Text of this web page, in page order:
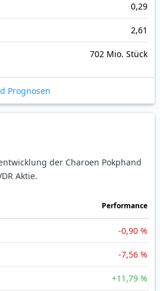
0,29
2,61
702 Mio. Stück
Prognosen
der Charoen Pokphand
Aktie.
Perfor­mance
-0,90 %
-7,56 %
+11,79 %